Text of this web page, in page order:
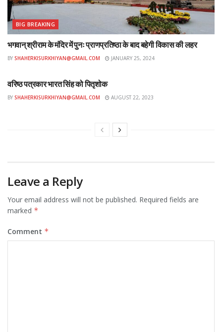
BIG BREAKING
भगवान् श्रीराम के मंदिर में पुनः प्राणप्रतिष्ठा के बाद बहेगी विकास की लहर
BY SHAHERKISURKHIYAN@GMAIL.COM JANUARY 25, 2024
वरिष्ठ पत्रकार भारत सिंह को पितृशोक
BY SHAHERKISURKHIYAN@GMAIL.COM AUGUST 22, 2023
Leave a Reply
Your email address will not be published. Required fields are
marked *
Comment *